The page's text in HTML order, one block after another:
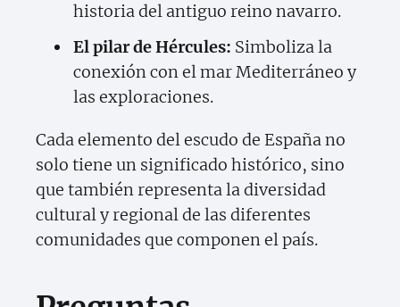
historia del antiguo reino navarro.
El pilar de Hércules: Simboliza la
conexión con el mar Mediterráneo y
las exploraciones.
Cada elemento del escudo de España no
solo tiene un significado histórico, sino
que también representa la diversidad
cultural y regional de las diferentes
comunidades que componen el país.